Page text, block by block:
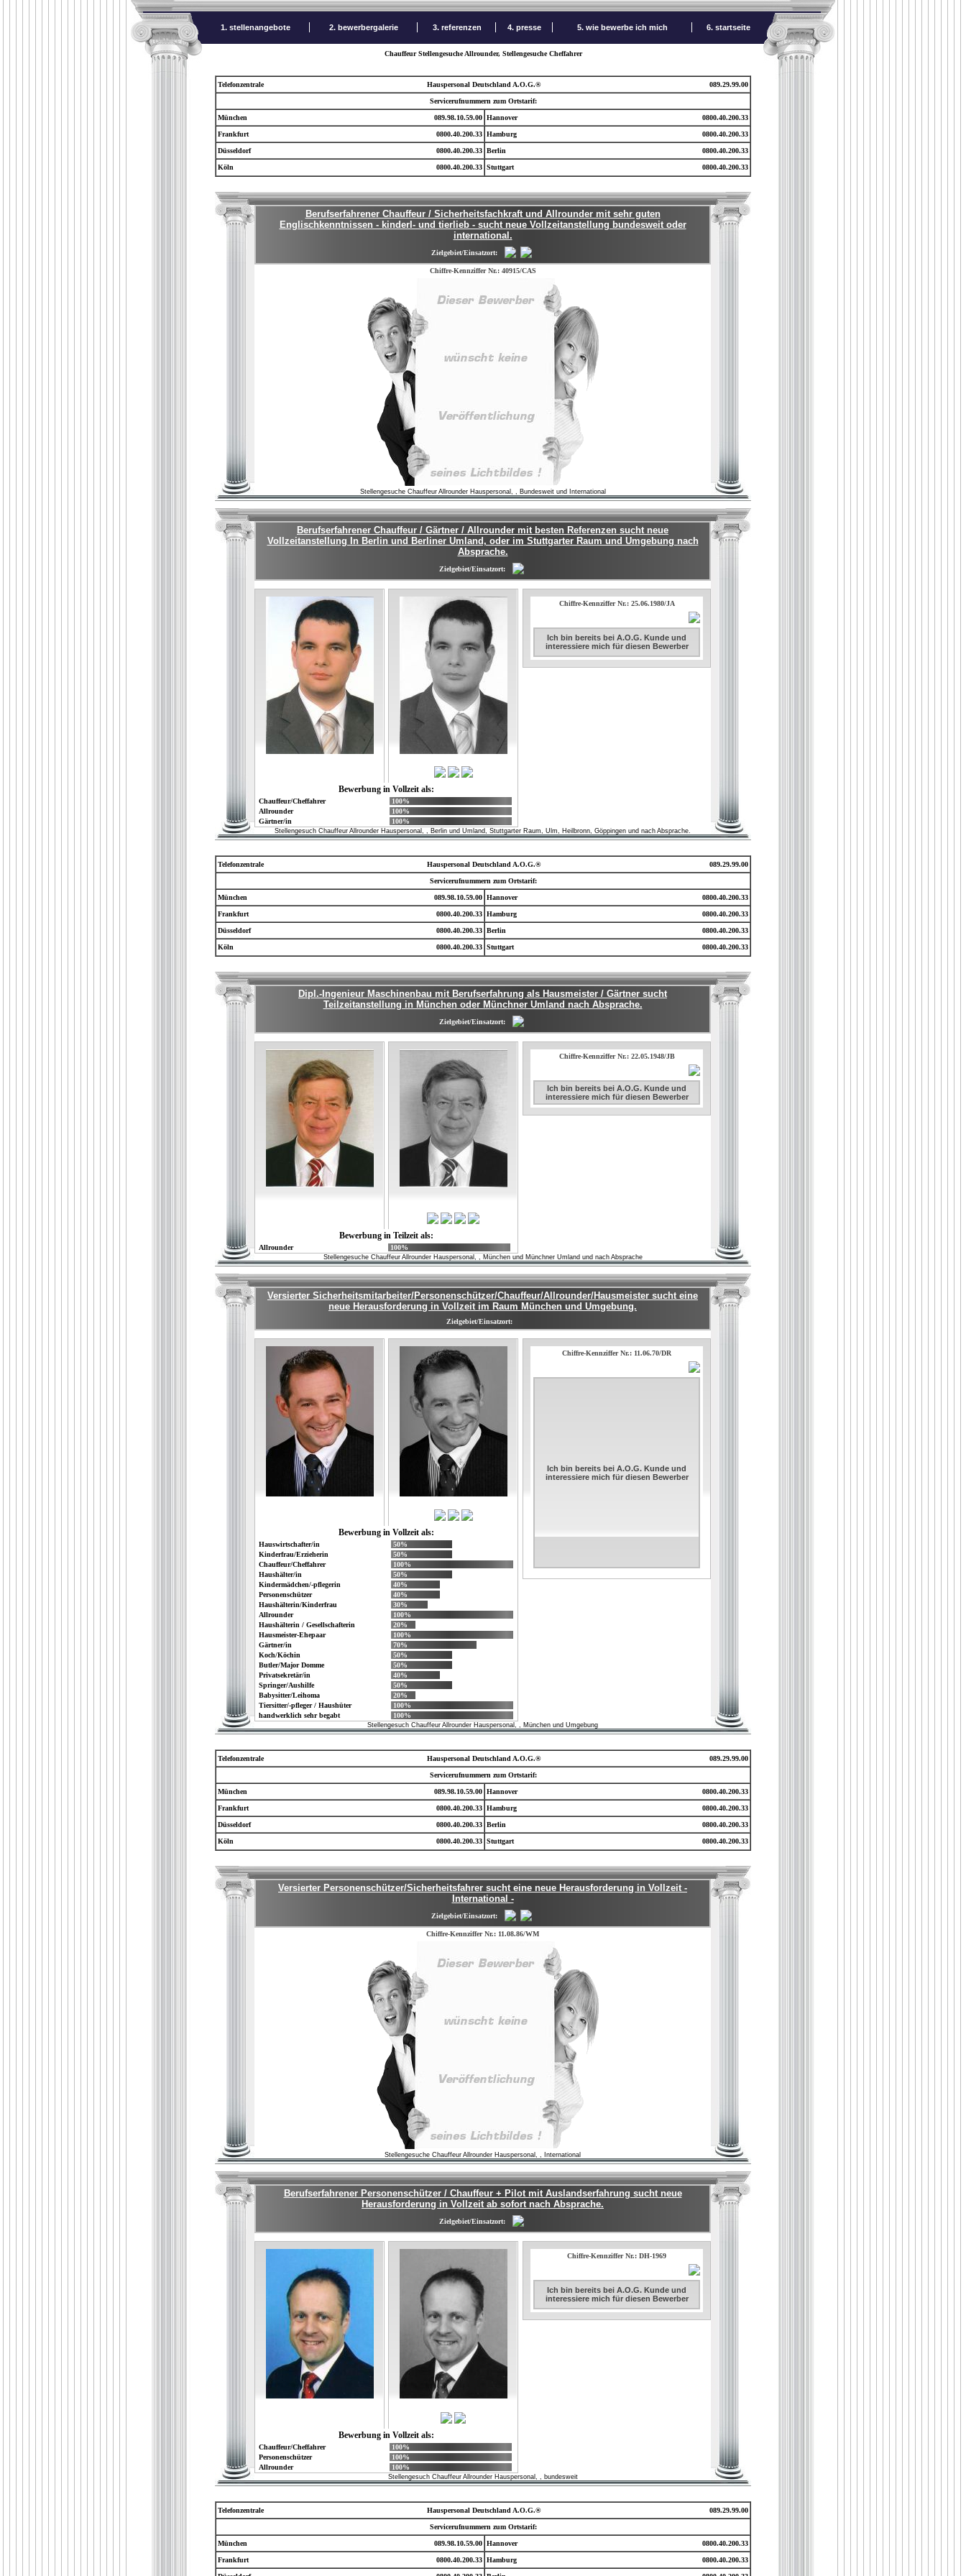
1. stellenangebote 2. bewerbergalerie 3. referenzen 4. presse 5. wie bewerbe ich mich 6. startseite
Chauffeur Stellengesuche Allrounder, Stellengesuche Cheffahrer
Telefonzentrale Hauspersonal Deutschland A.O.G.® 089.29.99.00
Servicerufnummern zum Ortstarif:
München 089.98.10.59.00 Hannover 0800.40.200.33
Frankfurt 0800.40.200.33 Hamburg 0800.40.200.33
Düsseldorf 0800.40.200.33 Berlin 0800.40.200.33
Köln 0800.40.200.33 Stuttgart 0800.40.200.33
Berufserfahrener Chauffeur / Sicherheitsfachkraft und Allrounder mit sehr guten
Englischkenntnissen - kinderl- und tierlieb - sucht neue Vollzeitanstellung bundesweit oder
international.
Zielgebiet/Einsatzort:
Chiffre-Kennziffer Nr.: 40915/CAS
Stellengesuche Chauffeur Allrounder Hauspersonal, , Bundesweit und International
Berufserfahrener Chauffeur / Gärtner / Allrounder mit besten Referenzen sucht neue
Vollzeitanstellung In Berlin und Berliner Umland, oder im Stuttgarter Raum und Umgebung nach
Absprache.
Zielgebiet/Einsatzort:
Bewerbung in Vollzeit als:
Chauffeur/Cheffahrer
100%
Allrounder
100%
Gärtner/in
100%
Chiffre-Kennziffer Nr.: 25.06.1980/JA
Ich bin bereits bei A.O.G. Kunde und
interessiere mich für diesen Bewerber
Stellengesuch Chauffeur Allrounder Hauspersonal, , Berlin und Umland, Stuttgarter Raum, Ulm, Heilbronn, Göppingen und nach Absprache.
Telefonzentrale Hauspersonal Deutschland A.O.G.® 089.29.99.00
Servicerufnummern zum Ortstarif:
München 089.98.10.59.00 Hannover 0800.40.200.33
Frankfurt 0800.40.200.33 Hamburg 0800.40.200.33
Düsseldorf 0800.40.200.33 Berlin 0800.40.200.33
Köln 0800.40.200.33 Stuttgart 0800.40.200.33
Dipl.-Ingenieur Maschinenbau mit Berufserfahrung als Hausmeister / Gärtner sucht
Teilzeitanstellung in München oder Münchner Umland nach Absprache.
Zielgebiet/Einsatzort:
Bewerbung in Teilzeit als:
Allrounder 100%
Chiffre-Kennziffer Nr.: 22.05.1948/JB
Ich bin bereits bei A.O.G. Kunde und
interessiere mich für diesen Bewerber
Stellengesuche Chauffeur Allrounder Hauspersonal, , München und Münchner Umland und nach Absprache
Versierter Sicherheitsmitarbeiter/Personenschützer/Chauffeur/Allrounder/Hausmeister sucht eine
neue Herausforderung in Vollzeit im Raum München und Umgebung.
Zielgebiet/Einsatzort:
Bewerbung in Vollzeit als:
Hauswirtschafter/in
50%
Kinderfrau/Erzieherin
50%
Chauffeur/Cheffahrer
100%
Haushälter/in
50%
Kindermädchen/-pflegerin
40%
Personenschützer
40%
Haushälterin/Kinderfrau
30%
Allrounder
100%
Haushälterin / Gesellschafterin
20%
Hausmeister-Ehepaar
100%
Gärtner/in
70%
Koch/Köchin
50%
Butler/Major Domme
50%
Privatsekretär/in
40%
Springer/Aushilfe
50%
Babysitter/Leihoma
20%
Tiersitter/-pfleger / Haushüter
100%
handwerklich sehr begabt
100%
Chiffre-Kennziffer Nr.: 11.06.70/DR
Ich bin bereits bei A.O.G. Kunde und
interessiere mich für diesen Bewerber
Stellengesuch Chauffeur Allrounder Hauspersonal, , München und Umgebung
Telefonzentrale Hauspersonal Deutschland A.O.G.® 089.29.99.00
Servicerufnummern zum Ortstarif:
München 089.98.10.59.00 Hannover 0800.40.200.33
Frankfurt 0800.40.200.33 Hamburg 0800.40.200.33
Düsseldorf 0800.40.200.33 Berlin 0800.40.200.33
Köln 0800.40.200.33 Stuttgart 0800.40.200.33
Versierter Personenschützer/Sicherheitsfahrer sucht eine neue Herausforderung in Vollzeit -
International -
Zielgebiet/Einsatzort:
Chiffre-Kennziffer Nr.: 11.08.86/WM
Stellengesuche Chauffeur Allrounder Hauspersonal, , International
Berufserfahrener Personenschützer / Chauffeur + Pilot mit Auslandserfahrung sucht neue
Herausforderung in Vollzeit ab sofort nach Absprache.
Zielgebiet/Einsatzort:
Bewerbung in Vollzeit als:
Chauffeur/Cheffahrer
100%
Personenschützer
100%
Allrounder
100%
Chiffre-Kennziffer Nr.: DH-1969
Ich bin bereits bei A.O.G. Kunde und
interessiere mich für diesen Bewerber
Stellengesuch Chauffeur Allrounder Hauspersonal, , bundesweit
Telefonzentrale Hauspersonal Deutschland A.O.G.® 089.29.99.00
Servicerufnummern zum Ortstarif:
München 089.98.10.59.00 Hannover 0800.40.200.33
Frankfurt 0800.40.200.33 Hamburg 0800.40.200.33